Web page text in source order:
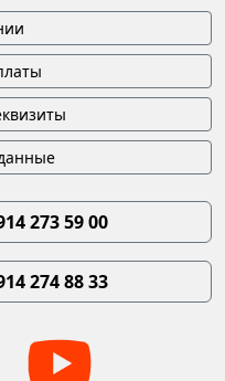
273 59 00
274 88 33